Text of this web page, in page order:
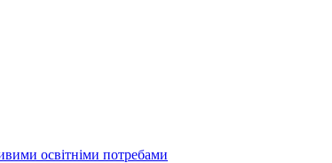
освітніми потребами